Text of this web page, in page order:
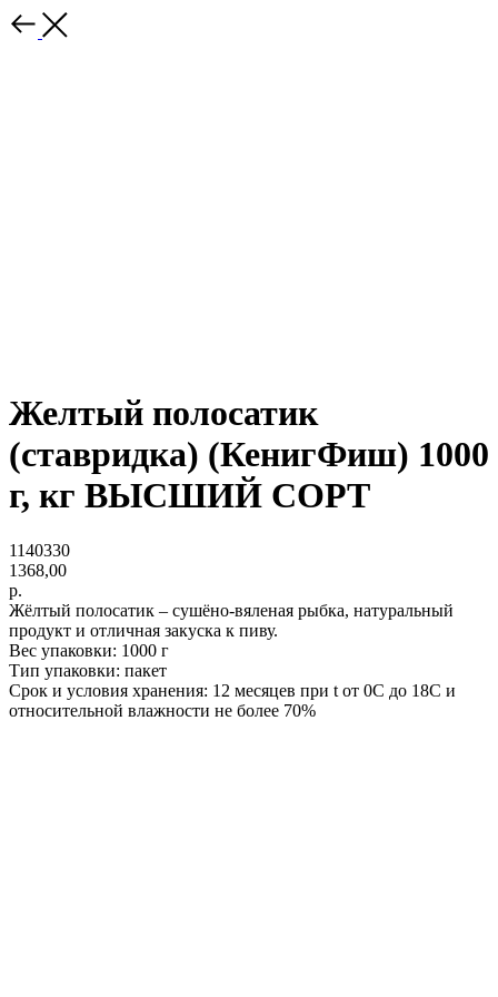
Желтый полосатик
(ставридка) (КенигФиш) 1000
г, кг ВЫСШИЙ СОРТ
1140330
1368,00
р.
Жёлтый полосатик – сушёно-вяленая рыбка, натуральный
продукт и отличная закуска к пиву.
Вес упаковки: 1000 г
Тип упаковки: пакет
Срок и условия хранения: 12 месяцев при t от 0С до 18С и
относительной влажности не более 70%